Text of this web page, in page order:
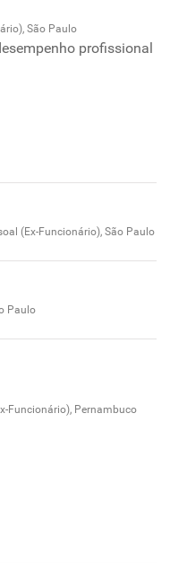
São Paulo
profissional
(Ex-Funcionário), São Paulo
Paulo
Funcionário), Pernambuco